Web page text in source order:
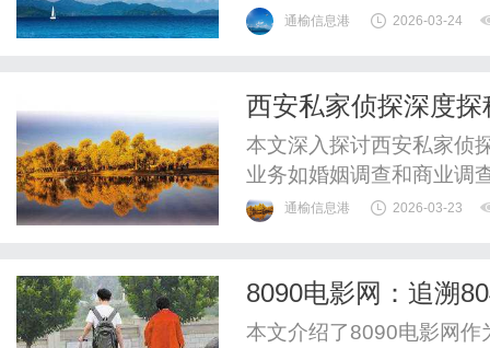
者，更是文化守护者，在
通榆信息港 2026-03-24
西安私家侦探深度
变与挑战
本文深入探讨西安私家侦
业务如婚姻调查和商业调
展望科技对行业的影响，
通榆信息港 2026-03-23
8090电影网：追溯
本文介绍了8090电影网